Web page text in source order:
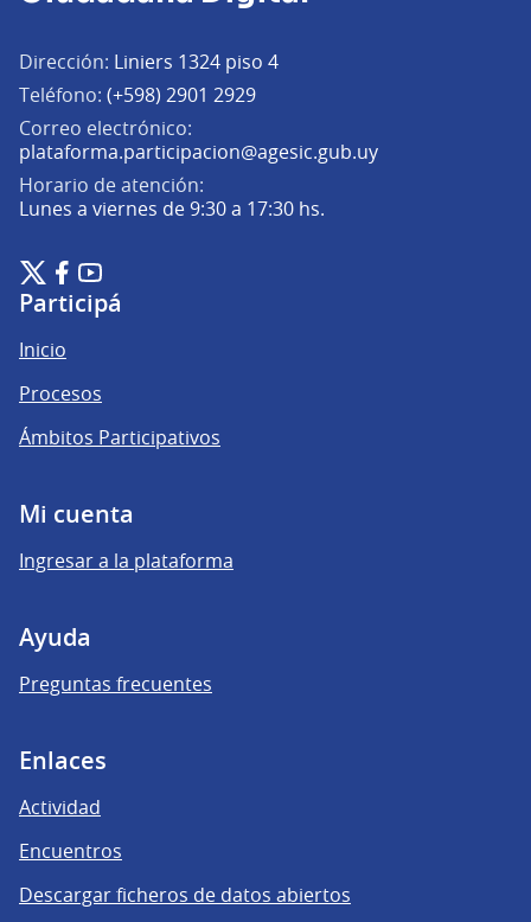
Dirección: Liniers 1324 piso 4
Teléfono: (+598) 2901 2929
Correo electrónico:
plataforma.participacion@agesic.gub.uy(Abrir en una
Horario de atención:
Lunes a viernes de 9:30 a 17:30 hs.
Plataforma de Participación Ciudadana Digital en X
(Enlace externo)
Plataforma de Participación Ciudadana Digital en Facebook
(Enlace externo)
Plataforma de Participación Ciudadana Digital en
(Enlace externo)
Participá
Inicio
Procesos
Ámbitos Participativos
Mi cuenta
Ingresar a la plataforma
Ayuda
Preguntas frecuentes
Enlaces
Actividad
Encuentros
Descargar ficheros de datos abiertos